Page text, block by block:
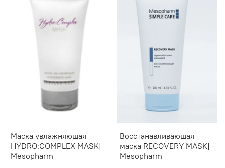
Маска увлажняющая
HYDRO:COMPLEX MASK|
Mesopharm
Восстанавливающая
маска RECOVERY MASK|
Mesopharm